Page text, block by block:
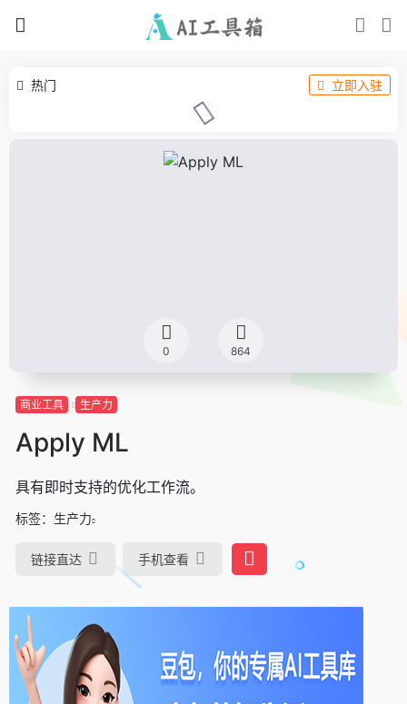
热门 立即入驻
0 864
商业工具 生产力
Apply ML
具有即时支持的优化工作流。
标签： 生产力
链接直达 手机查看